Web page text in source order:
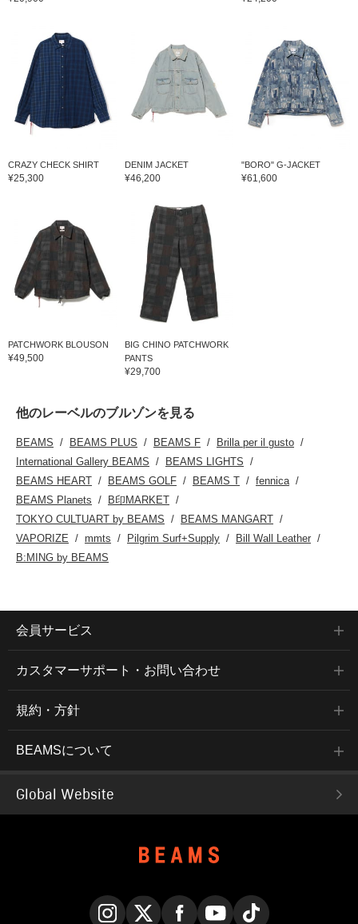
CRAZY CHECK SHIRT
¥25,300
DENIM JACKET
¥46,200
"BORO" G-JACKET
¥61,600
PATCHWORK BLOUSON
¥49,500
BIG CHINO PATCHWORK
PANTS
¥29,700
他のレーベルのブルゾンを見る
BEAMS BEAMS PLUS BEAMS F
Brilla per il gusto
International Gallery BEAMS
BEAMS LIGHTS
BEAMS HEART
BEAMS GOLF BEAMS T
fennica
BEAMS Planets
B印MARKET
TOKYO CULTUART by BEAMS
BEAMS MANGART
VAPORIZE
mmts Pilgrim Surf+Supply
Bill Wall Leather
B:MING by BEAMS
会員サービス
カスタマーサポート・お問い合わせ
規約・方針
BEAMSについて
Global Website